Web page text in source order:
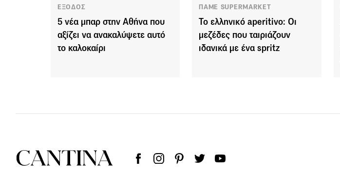
ΕΞΟΔΟΣ
5 νέα μπαρ στην Αθήνα που
αξίζει να ανακαλύψετε αυτό
το καλοκαίρι
ΠΑΜΕ SUPERMARKET
Το ελληνικό aperitivo: Οι
μεζέδες που ταιριάζουν
ιδανικά με ένα spritz